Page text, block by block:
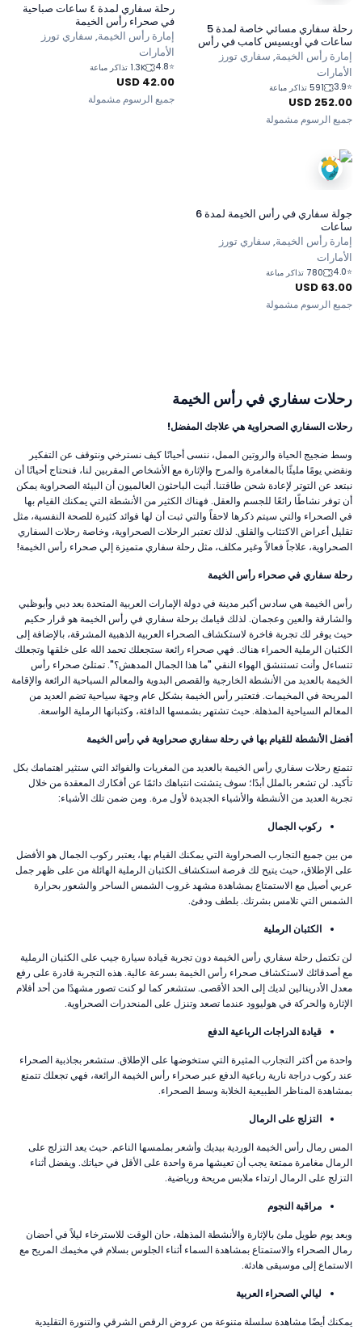
رحلة سفاري مسائي خاصة لمدة 5
ساعات في اويسيس كامب في رأس
الخيمة
إمارة رأس الخيمة, سفاري تورز
الأمارات
⭐
3.9 591 تذاكر مباعة
252.00
USD
جميع الرسوم مشمولة
رحلة سفاري لمدة ٤ ساعات صباحية
في صحراء رأس الخيمة
إمارة رأس الخيمة, سفاري تورز
الأمارات
⭐
4.8 1.3K تذاكر مباعة
42.00
USD
جميع الرسوم مشمولة
جولة سفاري في رأس الخيمة لمدة 6
ساعات
إمارة رأس الخيمة, سفاري تورز
الأمارات
⭐
4.0 780 تذاكر مباعة
63.00
USD
جميع الرسوم مشمولة
رحلات سفاري في رأس الخيمة
رحلات السفاري الصحراوية هي علاجك المفضل!
وسط ضجيج الحياة والروتين الممل، ننسى أحيانًا كيف نسترخي ونتوقف عن التفكير
ونقضي يومًا مليئًا بالمغامرة والمرح والإثارة مع الأشخاص المقربين لنا، فنحتاج أحيانًا أن
نبتعد عن التوتر لإعادة شحن طاقتنا. أثبت الباحثون العالميون أن البيئة الصحراوية يمكن
أن توفر نشاطًا رائعًا للجسم والعقل. فهناك الكثير من الأنشطة التي يمكنك القيام بها
في الصحراء والتي سيتم ذكرها لاحقاً والتي ثبت أن لها فوائد كثيرة للصحة النفسية، مثل
تقليل أعراض الاكتئاب والقلق. لذلك تعتبر الرحلات الصحراوية، وخاصة رحلات السفاري
الصحراوية، علاجاً فعالاً وغير مكلف، مثل رحلة سفاري متميزة إلي صحراء رأس الخيمة!
رحلة سفاري في صحراء رأس الخيمة
رأس الخيمة هي سادس أكبر مدينة في دولة الإمارات العربية المتحدة بعد دبي وأبوظبي
والشارقة والعين وعجمان. لذلك قيامك برحلة سفاري في رأس الخيمة هو قرار حكيم
حيث يوفر لك تجربة فاخرة لاستكشاف الصحراء العربية الذهبية المشرقة، بالإضافة إلى
الكثبان الرملية الحمراء هناك. فهي صحراء رائعة ستجعلك تحمد الله على خلقها وتجعلك
تتساءل وأنت تستنشق الهواء النقي "ما هذا الجمال المدهش؟". تمتلئ صحراء رأس
الخيمة بالعديد من الأنشطة الخارجية والقصص البدوية والمعالم السياحية الرائعة والإقامة
المريحة في المخيمات. فتعتبر رأس الخيمة بشكل عام وجهة سياحية تضم العديد من
المعالم السياحية المذهلة. حيث تشتهر بشمسها الدافئة، وكثبانها الرملية الواسعة.
أفضل الأنشطة للقيام بها في رحلة سفاري صحراوية في رأس الخيمة
تتمتع رحلات سفاري رأس الخيمة بالعديد من المغريات والفوائد التي ستثير اهتمامك بكل
تأكيد. لن تشعر بالملل أبدًا؛ سوف يتشتت انتباهك دائمًا عن أفكارك المعقدة من خلال
تجربة العديد من الأنشطة والأشياء الجديدة لأول مرة. ومن ضمن تلك الأشياء:
ركوب الجمال
من بين جميع التجارب الصحراوية التي يمكنك القيام بها، يعتبر ركوب الجمال هو الأفضل
على الإطلاق، حيث يتيح لك فرصة استكشاف الكثبان الرملية الهائلة من على ظهر جمل
عربي أصيل مع الاستمتاع بمشاهدة مشهد غروب الشمس الساحر والشعور بحرارة
الشمس التي تلامس بشرتك. بلطف ودفئ.
الكثبان الرملية
لن تكتمل رحلة سفاري رأس الخيمة دون تجربة قيادة سيارة جيب على الكثبان الرملية
مع أصدقائك لاستكشاف صحراء رأس الخيمة بسرعة عالية. هذه التجربة قادرة على رفع
معدل الأدرينالين لديك إلى الحد الأقصى. ستشعر كما لو كنت تصور مشهدًا من أحد أفلام
الإثارة والحركة في هوليوود عندما تصعد وتنزل على المنحدرات الصحراوية.
قيادة الدراجات الرباعية الدفع
واحدة من أكثر التجارب المثيرة التي ستخوضها على الإطلاق. ستشعر بجاذبية الصحراء
عند ركوب دراجة نارية رباعية الدفع عبر صحراء رأس الخيمة الرائعة، فهي تجعلك تتمتع
بمشاهدة المناظر الطبيعية الخلابة وسط الصحراء.
التزلج على الرمال
المس رمال رأس الخيمة الوردية بيديك وأشعر بملمسها الناعم. حيث يعد التزلج على
الرمال مغامرة ممتعة يجب أن تعيشها مرة واحدة على الأقل في حياتك. ويفضل أثناء
التزلج على الرمال ارتداء ملابس مريحة ورياضية.
مراقبة النجوم
وبعد يوم طويل ملئ بالإثارة والأنشطة المذهلة، حان الوقت للاسترخاء ليلاً في أحضان
رمال الصحراء والاستمتاع بمشاهدة السماء أثناء الجلوس بسلام في مخيمك المريح مع
الاستماع إلى موسيقى هادئة.
ليالي الصحراء العربية
يمكنك أيضًا مشاهدة سلسلة متنوعة من عروض الرقص الشرقي والتنورة التقليدية